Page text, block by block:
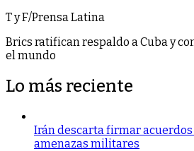
T y F/Prensa Latina
Brics ratifican respaldo a Cuba y
el mundo
Lo más reciente
Irán descarta firmar
amenazas militares